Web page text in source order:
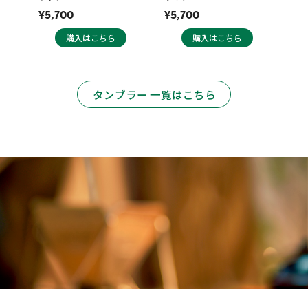
¥5,700
購入はこちら
¥5,700
購入はこちら
タンブラー 一覧はこちら